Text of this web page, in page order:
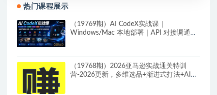
热门课程展示
（19769期）AI CodeX实战课｜
Windows/Mac 本地部署｜API 对接调通｜
（19768期）2026亚马逊实战通关特训
营-2026更新，多维选品+渐进式打法+AI应